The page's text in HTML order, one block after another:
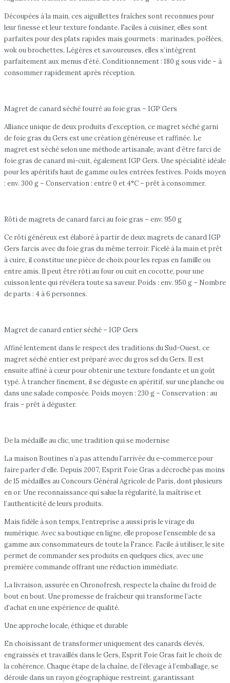
Découpées à la main, ces aiguillettes fraîches sont reconnues pour
leur finesse et leur texture fondante. Faciles à cuisiner, elles sont
parfaites pour des plats rapides mais gourmets : marinades, poêlées,
wok ou brochettes. Légères et savoureuses, elles s’intègrent
parfaitement aux menus d’été. Conditionnement : 180 g sous vide – à
consommer rapidement après réception.
Magret de canard séché fourré au foie gras – IGP Gers
Alliance unique de deux produits d’exception, ce magret séché garni
de foie gras du Gers est une création généreuse et raffinée. Le
magret est séché selon une méthode artisanale, avant d’être farci de
foie gras de canard mi-cuit, également IGP Gers. Une spécialité idéale
pour les apéritifs haut de gamme ou les entrées festives. Poids moyen
: env. 300 g – Conservation : entre 0 et 4°C – prêt à consommer.
Rôti de magrets de canard farci au foie gras – env. 950 g
Ce rôti généreux est élaboré à partir de deux magrets de canard IGP
Gers farcis avec du foie gras du même terroir. Ficelé à la main et prêt
à cuire, il constitue une pièce de choix pour les repas en famille ou
entre amis. Il peut être rôti au four ou cuit en cocotte, pour une
cuisson lente qui révélera toute sa saveur. Poids : env. 950 g – Nombre
de parts : 4 à 6 personnes.
Magret de canard entier séché – IGP Gers
Affiné lentement dans le respect des traditions du Sud-Ouest, ce
magret séché entier est préparé avec du gros sel du Gers. Il est
ensuite affiné à cœur pour obtenir une texture fondante et un goût
typé. À trancher finement, il se déguste en apéritif, sur une planche ou
dans une salade composée. Poids moyen : 230 g – Conservation : au
frais – prêt à déguster.
De la médaille au clic, une tradition qui se modernise
La maison Boutines n’a pas attendu l’arrivée du e-commerce pour
faire parler d’elle. Depuis 2007, Esprit Foie Gras a décroché pas moins
de 15 médailles au Concours Général Agricole de Paris, dont plusieurs
en or. Une reconnaissance qui salue la régularité, la maîtrise et
l’authenticité de leurs produits.
Mais fidèle à son temps, l’entreprise a aussi pris le virage du
numérique. Avec sa boutique en ligne, elle propose l’ensemble de sa
gamme aux consommateurs de toute la France. Facile à utiliser, le site
permet de commander ses produits en quelques clics, avec une
première commande offrant une réduction immédiate.
La livraison, assurée en Chronofresh, respecte la chaîne du froid de
bout en bout. Une promesse de fraîcheur qui transforme l’acte
d’achat en une expérience de qualité.
Une approche locale, éthique et durable
En choisissant de transformer uniquement des canards élevés,
engraissés et travaillés dans le Gers, Esprit Foie Gras fait le choix de
la cohérence. Chaque étape de la chaîne, de l’élevage à l’emballage, se
déroule dans un rayon géographique restreint, garantissant